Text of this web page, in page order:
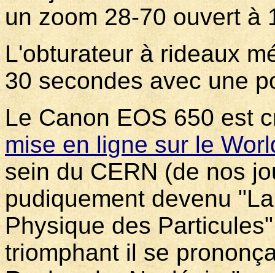
un zoom 28-70 ouvert à
L'obturateur à rideaux
30 secondes avec une
Le Canon EOS 650 est
mise en ligne sur le
sein du CERN (de nos
pudiquement devenu
Physique des
triomphant il se